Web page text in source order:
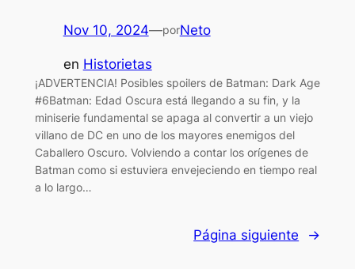
Nov 10, 2024—porNeto
en Historietas
¡ADVERTENCIA! Posibles spoilers de Batman: Dark Age
#6Batman: Edad Oscura está llegando a su fin, y la
miniserie fundamental se apaga al convertir a un viejo
villano de DC en uno de los mayores enemigos del
Caballero Oscuro. Volviendo a contar los orígenes de
Batman como si estuviera envejeciendo en tiempo real
a lo largo…
Página siguiente →